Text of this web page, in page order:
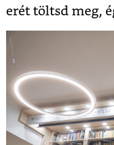
erét töltsd meg,